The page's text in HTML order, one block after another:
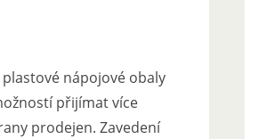
nápojové obaly
přijímat více
prodejen. Zavedení